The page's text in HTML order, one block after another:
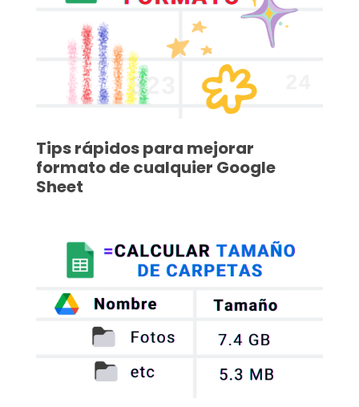
Tips rápidos para mejorar
formato de cualquier Google
Sheet